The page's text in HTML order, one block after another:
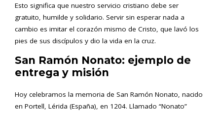
Esto significa que nuestro servicio cristiano debe ser
gratuito, humilde y solidario. Servir sin esperar nada a
cambio es imitar el corazón mismo de Cristo, que lavó los
pies de sus discípulos y dio la vida en la cruz.
San Ramón Nonato: ejemplo de
entrega y misión
Hoy celebramos la memoria de San Ramón Nonato, nacido
en Portell, Lérida (España), en 1204. Llamado “Nonato”